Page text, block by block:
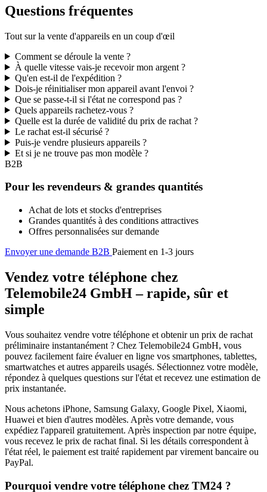
Questions fréquentes
Tout sur la vente d'appareils en un coup d'œil
Comment se déroule la vente ?
À quelle vitesse vais-je recevoir mon argent ?
Qu'en est-il de l'expédition ?
Dois-je réinitialiser mon appareil avant l'envoi ?
Que se passe-t-il si l'état ne correspond pas ?
Quels appareils rachetez-vous ?
Quelle est la durée de validité du prix de rachat ?
Le rachat est-il sécurisé ?
Puis-je vendre plusieurs appareils ?
Et si je ne trouve pas mon modèle ?
B2B
Pour les revendeurs & grandes quantités
Achat de lots et stocks d'entreprises
Grandes quantités à des conditions attractives
Offres personnalisées sur demande
Envoyer une demande B2B Paiement en 1-3 jours
Vendez votre téléphone chez
Telemobile24 GmbH – rapide, sûr et
simple
Vous souhaitez vendre votre téléphone et obtenir un prix de rachat
préliminaire instantanément ? Chez Telemobile24 GmbH, vous
pouvez facilement faire évaluer en ligne vos smartphones, tablettes,
smartwatches et autres appareils usagés. Sélectionnez votre modèle,
répondez à quelques questions sur l'état et recevez une estimation de
prix instantanée.
Nous achetons iPhone, Samsung Galaxy, Google Pixel, Xiaomi,
Huawei et bien d'autres modèles. Après votre demande, vous
expédiez l'appareil gratuitement. Après inspection par notre équipe,
vous recevez le prix de rachat final. Si les détails correspondent à
l'état réel, le paiement est traité rapidement par virement bancaire ou
PayPal.
Pourquoi vendre votre téléphone chez TM24 ?